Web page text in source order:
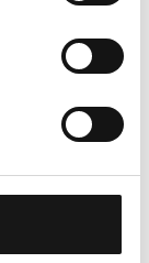
und
und